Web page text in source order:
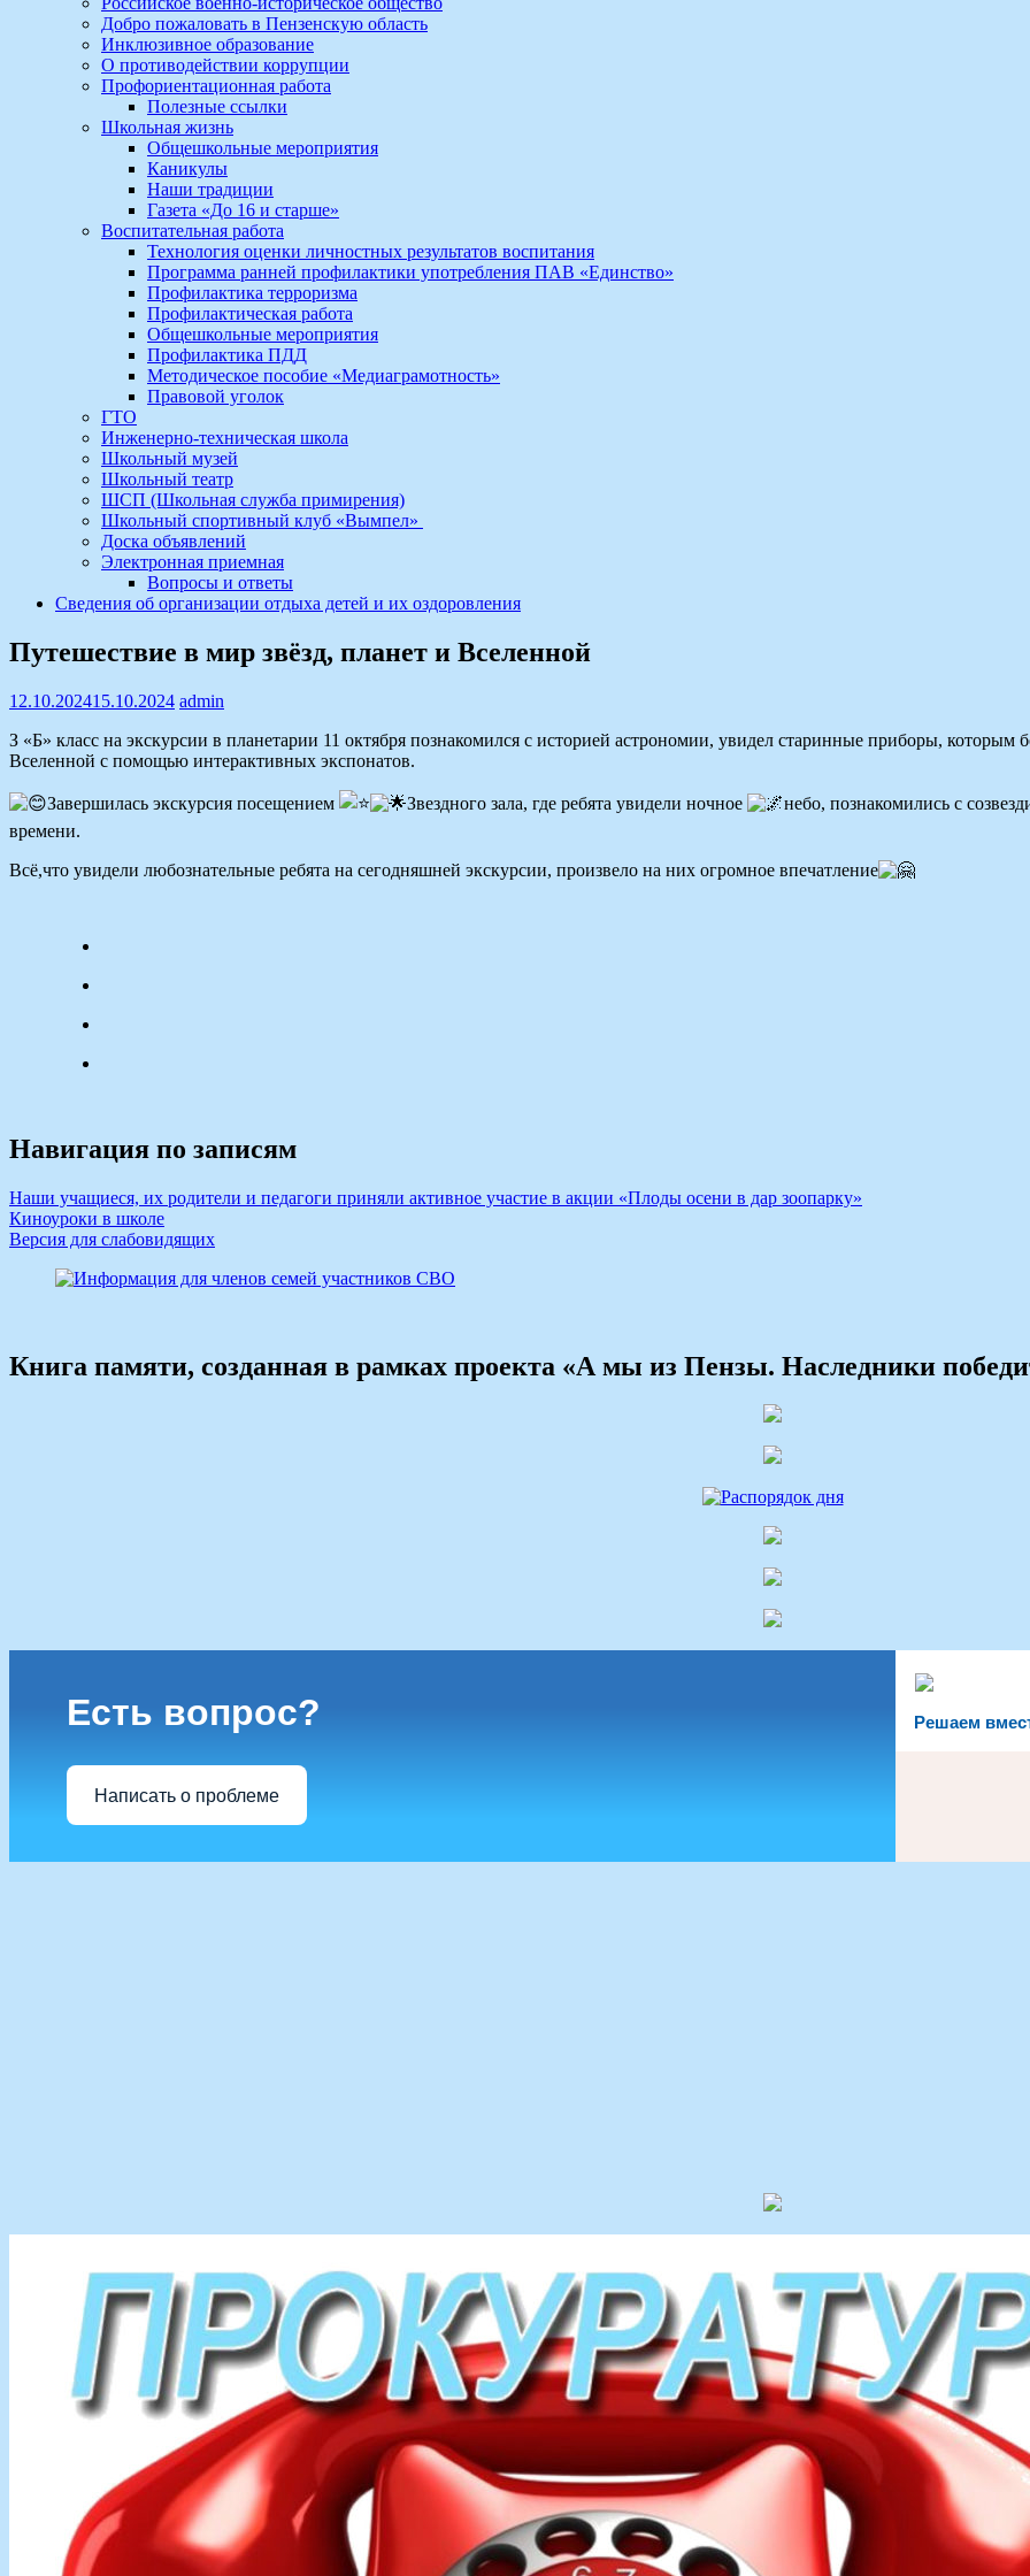
Добро пожаловать в Пензенскую область
Инклюзивное образование
О противодействии коррупции
Профориентационная работа
Полезные ссылки
Школьная жизнь
Общешкольные мероприятия
Каникулы
Наши традиции
Газета «До 16 и старше»
Воспитательная работа
Технология оценки личностных результатов воспитания
Программа ранней профилактики употребления ПАВ «Единство»
Профилактика терроризма
Профилактическая работа
Общешкольные мероприятия
Профилактика ПДД
Методическое пособие «Медиаграмотность»
Правовой уголок
ГТО
Инженерно-техническая школа
Школьный музей
Школьный театр
ШСП (Школьная служба примирения)
Школьный спортивный клуб «Вымпел»
Доска объявлений
Электронная приемная
Вопросы и ответы
Сведения об организации отдыха детей и их оздоровления
Путешествие в мир звёзд, планет и Вселенной
12.10.202415.10.2024 admin
З «Б» класс на экскурсии в планетарии 11 октября познакомился с историей астрономии, увидел старинные приборы,
Вселенной с помощью интерактивных экспонатов.
Завершилась экскурсия посещением Звездного зала, где ребята увидели ночное
небо, познакомились с
времени.
Всё,что увидели любознательные ребята на сегодняшней экскурсии, произвело на них огромное впечатление
Навигация по записям
Наши учащиеся, их родители и педагоги приняли активное участие в акции «Плоды осени в дар зоопарку»
Киноуроки в школе
Версия для слабовидящих
Книга памяти, созданная в рамках проекта «А мы из Пензы. Наследники
Решаем
Есть вопрос?
Написать о проблеме